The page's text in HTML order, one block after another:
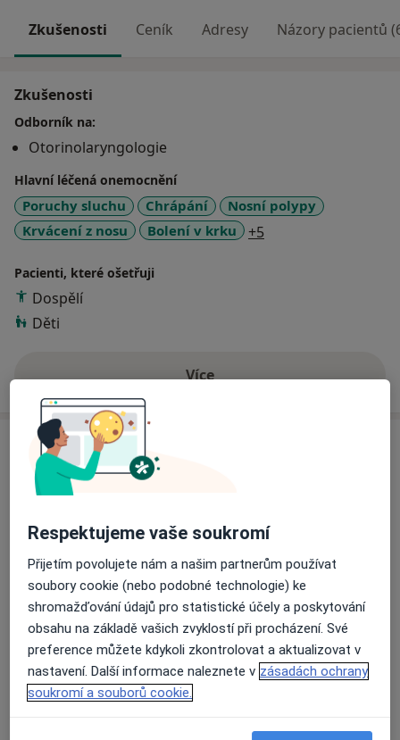
Zkušenosti Ceník Adresy Názory pacientů
Zkušenosti
Odborník na:
Otorinolaryngologie
Hlavní léčená onemocnění
Poruchy sluchu Chrápání
Nosní polypy
Krvácení z nosu
Bolení v krku +5
Pacienti, které ošetřuji
Dospělí
Děti
Víceo zkušenostech
Služby a ceník služeb
Diagnostické testy
Detaily
Diagnostické vyšetření
Detaily
Konzultace online
Detaily
Základní vyšetření
Detaily
Respektujeme vaše soukromí
Přijetím povolujete nám a našim partnerům používat
soubory cookie (nebo podobné technologie) ke
shromažďování údajů pro statistické účely a poskytování
obsahu na základě vašich zvyklostí při procházení. Své
preference můžete kdykoli zkontrolovat a aktualizovat v
nastavení. Další informace naleznete v zásadách ochrany
soukromí a souborů cookie.